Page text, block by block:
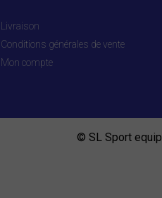
Livraison
Conditions générales de vente
Mon compte
© SL Sport